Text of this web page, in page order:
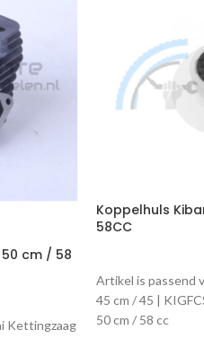
cm / 58
Kettingzaag
Koppelhuls
58CC
Artikel is passend
45 cm / 45 |
50 cm / 58 cc